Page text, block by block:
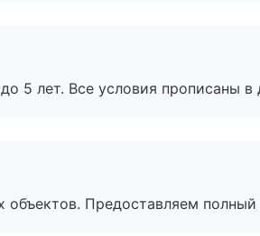
5 лет. Все условия прописаны в
Предоставляем